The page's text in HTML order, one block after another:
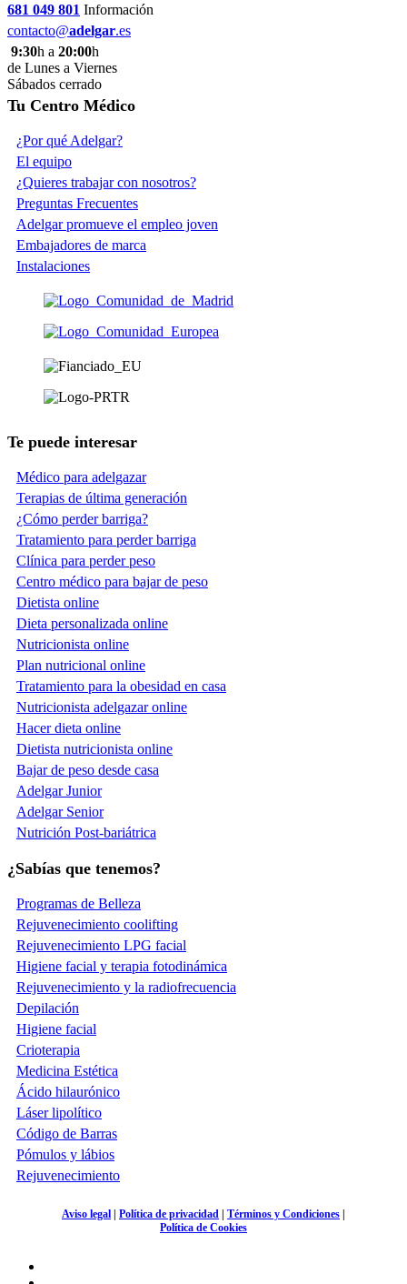
681 049 801 Información
contacto@adelgar.es
9:30h a 20:00h
de Lunes a Viernes
Sábados cerrado
Tu Centro Médico
¿Por qué Adelgar?
El equipo
¿Quieres trabajar con nosotros?
Preguntas Frecuentes
Adelgar promueve el empleo joven
Embajadores de marca
Instalaciones
Te puede interesar
Médico para adelgazar
Terapias de última generación
¿Cómo perder barriga?
Tratamiento para perder barriga
Clínica para perder peso
Centro médico para bajar de peso
Dietista online
Dieta personalizada online
Nutricionista online
Plan nutricional online
Tratamiento para la obesidad en casa
Nutricionista adelgazar online
Hacer dieta online
Dietista nutricionista online
Bajar de peso desde casa
Adelgar Junior
Adelgar Senior
Nutrición Post-bariátrica
¿Sabías que tenemos?
Programas de Belleza
Rejuvenecimiento coolifting
Rejuvenecimiento LPG facial
Higiene facial y terapia fotodinámica
Rejuvenecimiento y la radiofrecuencia
Depilación
Higiene facial
Crioterapia
Medicina Estética
Ácido hilaurónico
Láser lipolítico
Código de Barras
Pómulos y lábios
Rejuvenecimiento
Aviso legal | Política de privacidad | Términos y Condiciones |
Política de Cookies